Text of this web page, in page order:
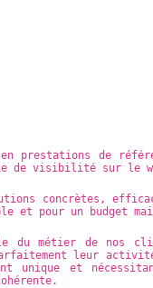
prestations de
de visibilité sur le
concrètes,
et pour un budget
du métier de nos
leur
unique et